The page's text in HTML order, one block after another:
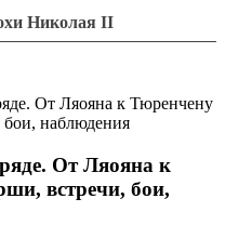
Николая II
От Ляояна к Тюренчену
наблюдения
От Ляояна к
встречи, бои,